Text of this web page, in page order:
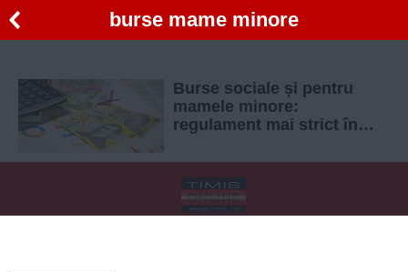
burse mame minore
Burse sociale și pentru
mamele minore:
regulament mai strict în